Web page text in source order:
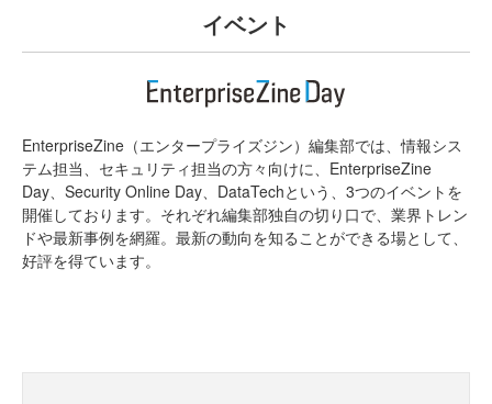
イベント
EnterpriseZine（エンタープライズジン）編集部では、情報シス
テム担当、セキュリティ担当の方々向けに、EnterpriseZine
Day、Security Online Day、DataTechという、3つのイベントを
開催しております。それぞれ編集部独自の切り口で、業界トレン
ドや最新事例を網羅。最新の動向を知ることができる場として、
好評を得ています。